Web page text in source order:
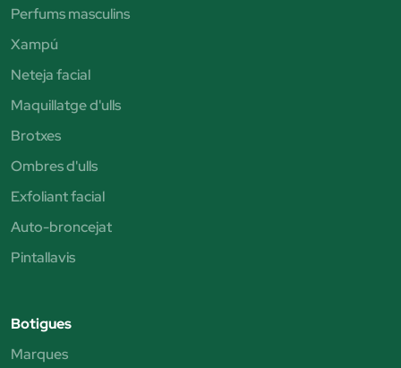
Perfums masculins
Xampú
Neteja facial
Maquillatge d'ulls
Brotxes
Ombres d'ulls
Exfoliant facial
Auto-broncejat
Pintallavis
Botigues
Marques